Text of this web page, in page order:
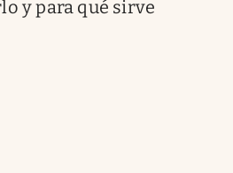
y para qué sirve